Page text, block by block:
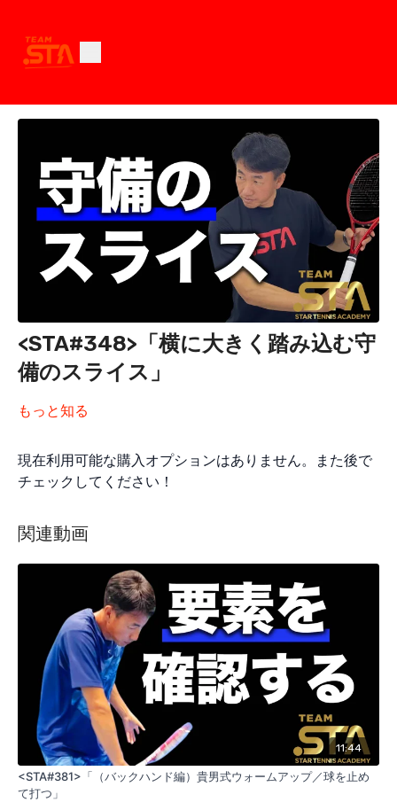
<STA#348>「横に大きく踏み込む守
備のスライス」
もっと知る
現在利用可能な購入オプションはありません。また後で
チェックしてください！
関連動画
11:44
<STA#381>「（バックハンド編）貴男式ウォームアップ／球を止め
て打つ」